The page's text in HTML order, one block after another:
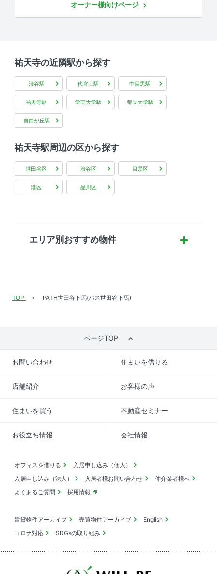
オーナー様向けページ
祐天寺の近隣駅から探す
渋谷駅 代官山駅 中目黒駅
祐天寺駅 学芸大学駅 都立大学駅
自由が丘駅
祐天寺駅周辺の区から探す
世田谷区 渋谷区 目黒区
港区 品川区
エリア別おすすめ物件
TOP PATH世田谷下馬(パス世田谷下馬)
ページTOP
お問い合わせ 住まいを借りる
店舗紹介 お客様の声
住まいを買う 不動産セミナー
お役立ち情報 会社情報
オフィスを借りる
入居申し込み（個人）
入居申し込み（法人）
入居者様お問い合わせ
仲介業者様へ
よくあるご質問
採用情報
賃貸物件アーカイブ 売買物件アーカイブ
English
コロナ対応
SDGsの取り組み